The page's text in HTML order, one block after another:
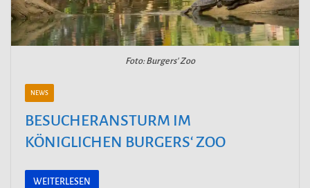
Foto: Burgers' Zoo
NEWS
BESUCHERANSTURM IM
KÖNIGLICHEN BURGERS‘ ZOO
WEITERLESEN